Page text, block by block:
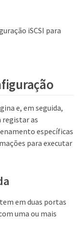
iSCSI para
e, em seguida,
as
específicas
para executar
em duas portas
uma ou mais